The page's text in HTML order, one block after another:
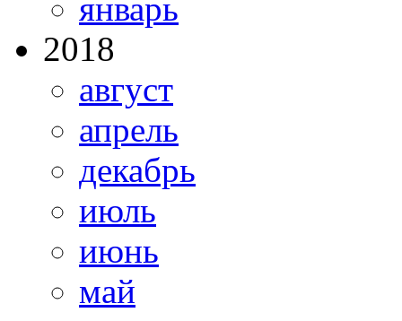
январь
2018
август
апрель
декабрь
июль
июнь
май